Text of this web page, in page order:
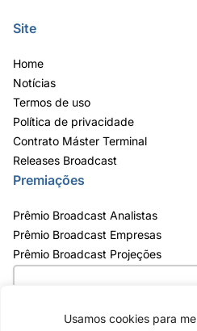
Usamos cookies para
Site
Home
Notícias
Termos de uso
Política de privacidade
Contrato Máster Terminal
Releases Broadcast
Premiações
Prêmio Broadcast Analistas
Prêmio Broadcast Empresas
Prêmio Broadcast Projeções